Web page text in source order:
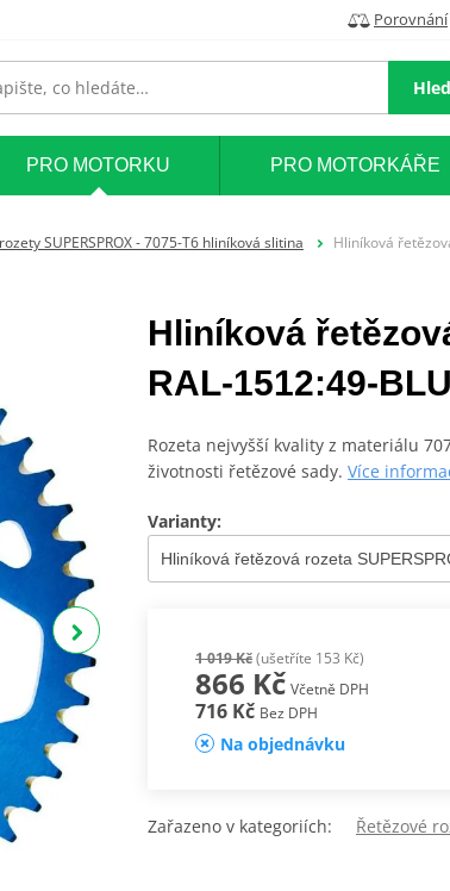
Porovnání
PRO MOTORKU PRO MOTORKÁŘE
SUPERSPROX - 7075-T6 hliníková slitina Hliníková
Hliníková
RAL-1512:49-
Rozeta nejvyšší kvality z materiálu
životnosti řetězové sady. Více
Varianty:
1 019 Kč(ušetříte 153 Kč)
866 Kč Včetně DPH
716 Kč Bez DPH
Na objednávku
Zařazeno v kategoriích: Řetězové